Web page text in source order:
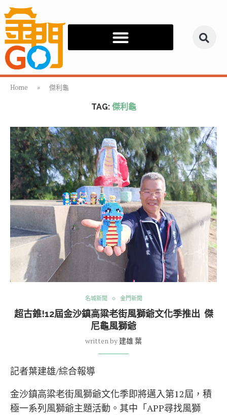
Home » 傑利龜
TAG: 傑利龜
名城新聞 金門新聞
超古錐!12屆金沙鎮高粱老街風獅爺文化季推出 傑
尼龜風獅爺
written by 建雄 葉
記者葉建雄/綜合報導
金沙鎮高粱老街風獅爺文化季即將邁入第12屆，積
極一系列風獅爺主題活動。其中「APP尋找風獅